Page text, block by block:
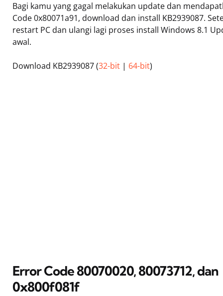
Bagi kamu yang gagal melakukan update dan
Code 0x80071a91, download dan install KB2939087.
restart PC dan ulangi lagi proses install Windows 8.1
awal.
Download KB2939087 (32-bit | 64-bit)
Error Code 80070020, 80073712, dan
0x800f081f